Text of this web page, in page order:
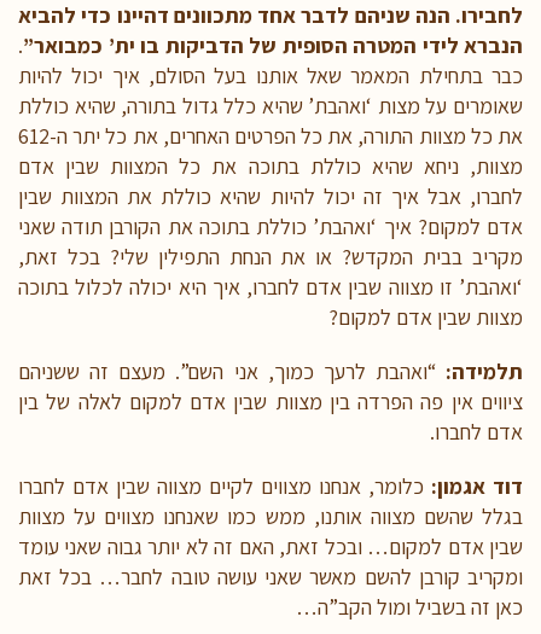
לחבירו. הנה שניהם לדבר אחד מתכוונים דהיינו כדי להביא
הנברא לידי המטרה הסופית של הדביקות בו ית’ כמבואר”.
כבר בתחילת המאמר שאל אותנו בעל הסולם, איך יכול להיות
שאומרים על מצות ‘ואהבת’ שהיא כלל גדול בתורה, שהיא כוללת
את כל מצוות התורה, את כל הפרטים האחרים, את כל יתר ה-612
מצוות, ניחא שהיא כוללת בתוכה את כל המצוות שבין אדם
לחברו, אבל איך זה יכול להיות שהיא כוללת את המצוות שבין
אדם למקום? איך ‘ואהבת’ כוללת בתוכה את הקורבן תודה שאני
מקריב בבית המקדש? או את הנחת התפילין שלי? בכל זאת,
‘ואהבת’ זו מצווה שבין אדם לחברו, איך היא יכולה לכלול בתוכה
מצוות שבין אדם למקום?
תלמידה: “ואהבת לרעך כמוך, אני השם”. מעצם זה ששניהם
ציווים אין פה הפרדה בין מצוות שבין אדם למקום לאלה של בין
אדם לחברו.
דוד אגמון: כלומר, אנחנו מצווים לקיים מצווה שבין אדם לחברו
בגלל שהשם מצווה אותנו, ממש כמו שאנחנו מצווים על מצוות
שבין אדם למקום… ובכל זאת, האם זה לא יותר גבוה שאני עומד
ומקריב קורבן להשם מאשר שאני עושה טובה לחבר… בכל זאת
כאן זה בשביל ומול הקב”ה…